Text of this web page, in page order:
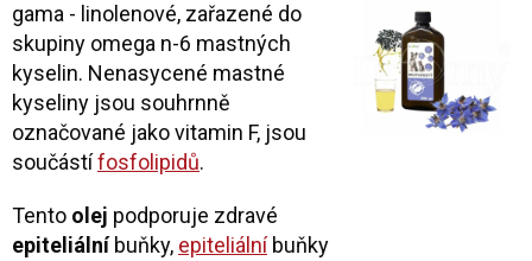
gama - linolenové, zařazené do
skupiny omega n-6 mastných
kyselin. Nenasycené mastné
kyseliny jsou souhrnně
označované jako vitamin F, jsou
součástífosfolipidů.
Tento olej podporuje zdravé
epiteliálníbuňky, epiteliálníbuňky